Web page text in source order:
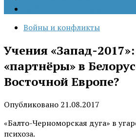
Войны и конфликты
Учения «Запад-
«партнёры» в
Восточной Европе?
Опубликовано 21.08.2017
«Балто-Черноморская дуга» в
психоза.